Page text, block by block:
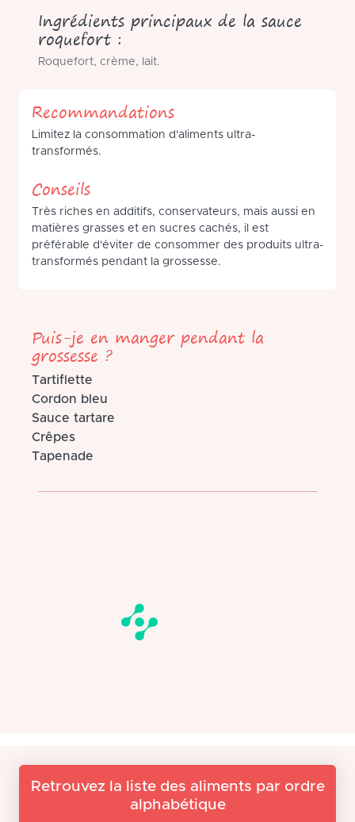
Ingrédients principaux de la sauce
roquefort :
Roquefort, crème, lait.
Recommandations
Limitez la consommation d'aliments ultra-
transformés.
Conseils
Très riches en additifs, conservateurs, mais aussi en
matières grasses et en sucres cachés, il est
préférable d'éviter de consommer des produits ultra-
transformés pendant la grossesse.
Puis-je en manger pendant la
grossesse ?
Tartiflette
Cordon bleu
Sauce tartare
Crêpes
Tapenade
Retrouvez la liste des aliments par ordre
alphabétique